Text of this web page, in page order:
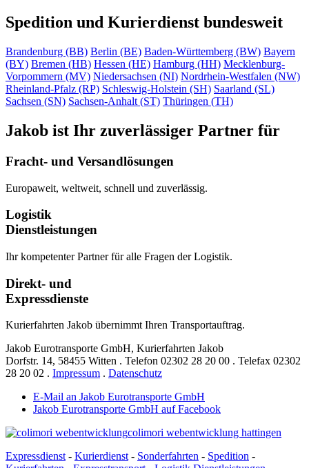
Spedition und Kurierdienst bundesweit
Brandenburg (BB) Berlin (BE) Baden-Württemberg (BW) Bayern
(BY) Bremen (HB) Hessen (HE) Hamburg (HH) Mecklenburg-
Vorpommern (MV) Niedersachsen (NI) Nordrhein-Westfalen (NW)
Rheinland-Pfalz (RP) Schleswig-Holstein (SH) Saarland (SL)
Sachsen (SN) Sachsen-Anhalt (ST) Thüringen (TH)
Jakob ist Ihr zuverlässiger Partner für
Fracht- und Versandlösungen
Europaweit, weltweit, schnell und zuverlässig.
Logistik
Dienstleistungen
Ihr kompetenter Partner für alle Fragen der Logistik.
Direkt- und
Expressdienste
Kurierfahrten Jakob übernimmt Ihren Transportauftrag.
Jakob Eurotransporte GmbH, Kurierfahrten Jakob
Dorfstr. 14, 58455 Witten . Telefon 02302 28 20 00 . Telefax 02302
28 20 02 . Impressum . Datenschutz
E-Mail an Jakob Eurotransporte GmbH
Jakob Eurotransporte GmbH auf Facebook
colimori webentwicklung hattingen
Expressdienst- Kurierdienst- Sonderfahrten - Spedition -